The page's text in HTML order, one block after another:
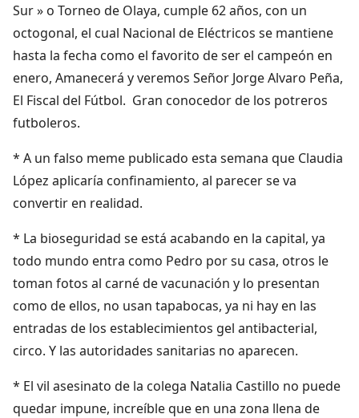
Sur » o Torneo de Olaya, cumple 62 años, con un
octogonal, el cual Nacional de Eléctricos se mantiene
hasta la fecha como el favorito de ser el campeón en
enero, Amanecerá y veremos Señor Jorge Alvaro Peña,
El Fiscal del Fútbol. Gran conocedor de los potreros
futboleros.
* A un falso meme publicado esta semana que Claudia
López aplicaría confinamiento, al parecer se va
convertir en realidad.
* La bioseguridad se está acabando en la capital, ya
todo mundo entra como Pedro por su casa, otros le
toman fotos al carné de vacunación y lo presentan
como de ellos, no usan tapabocas, ya ni hay en las
entradas de los establecimientos gel antibacterial,
circo. Y las autoridades sanitarias no aparecen.
* El vil asesinato de la colega Natalia Castillo no puede
quedar impune, increíble que en una zona llena de